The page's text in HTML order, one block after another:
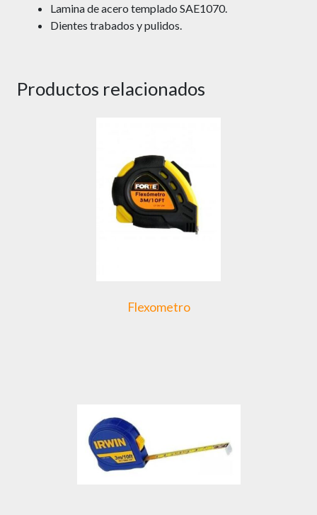
Lamina de acero templado SAE1070.
Dientes trabados y pulidos.
Productos relacionados
Flexometro